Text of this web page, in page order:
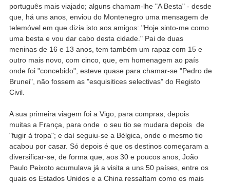
português mais viajado; alguns chamam-lhe "A Besta" - desde
que, há uns anos, enviou do Montenegro uma mensagem de
telemóvel em que dizia isto aos amigos: "Hoje sinto-me como
uma besta e vou dar cabo desta cidade." Pai de duas
meninas de 16 e 13 anos, tem também um rapaz com 15 e
outro mais novo, com cinco, que, em homenagem ao país
onde foi "concebido", esteve quase para chamar-se "Pedro de
Brunei", não fossem as "esquisitices selectivas" do Registo
Civil.
A sua primeira viagem foi a Vigo, para compras; depois
muitas a França, para onde o seu tio se mudara depois de
"fugir à tropa"; e daí seguiu-se a Bélgica, onde o mesmo tio
acabou por casar. Só depois é que os destinos começaram a
diversificar-se, de forma que, aos 30 e poucos anos, João
Paulo Peixoto acumulava já a visita a uns 50 países, entre os
quais os Estados Unidos e a China ressaltam como os mais